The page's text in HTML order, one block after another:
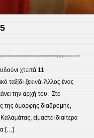
χτυπά 11
ταξίδι ξεκινά. Άλλος ένας
την αρχή του. Στο
της όμορφης διαδρομής,
είμαστε ιδιαίτερα
[…]